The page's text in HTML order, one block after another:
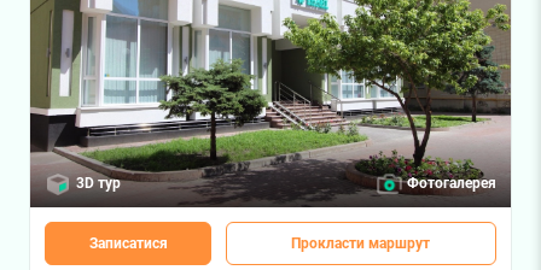
3D тур Фотогалерея
Записатися Прокласти маршрут